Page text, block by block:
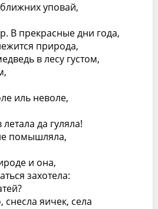
уповай,
В прекрасные дни года,
природа,
в лесу густом,
иль неволе,
да гуляла!
помышляла,
и она,
захотела:
яичек, села